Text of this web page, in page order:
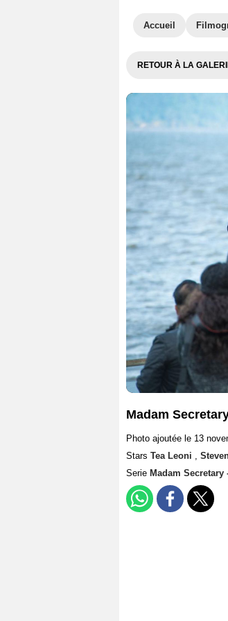
Accueil
RETOUR À LA
Madam
Photo ajoutée le 13
Stars Tea Leoni ,
Serie Madam Secretary